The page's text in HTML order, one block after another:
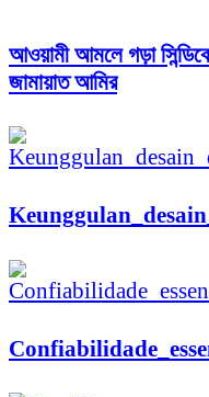
আওয়ামী আমলে গড়া
জামায়াত আমির